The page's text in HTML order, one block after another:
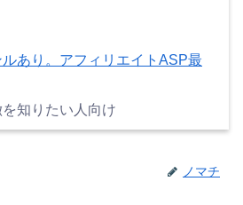
あり。アフィリエイトASP最
知りたい人向け
ノマチ